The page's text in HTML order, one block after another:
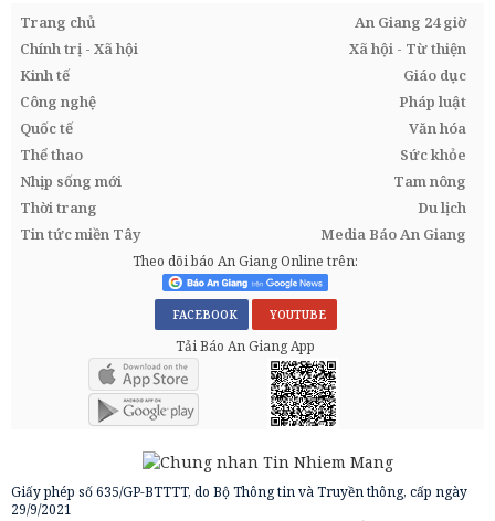
Trang chủ
An Giang 24 giờ
Chính trị - Xã hội
Xã hội - Từ thiện
Kinh tế
Giáo dục
Công nghệ
Pháp luật
Quốc tế
Văn hóa
Thể thao
Sức khỏe
Nhịp sống mới
Tam nông
Thời trang
Du lịch
Tin tức miền Tây
Media Báo An Giang
Theo dõi báo An Giang Online trên:
FACEBOOK YOUTUBE
Tải Báo An Giang App
Giấy phép số 635/GP-BTTTT, do Bộ Thông tin và Truyền thông, cấp ngày
29/9/2021